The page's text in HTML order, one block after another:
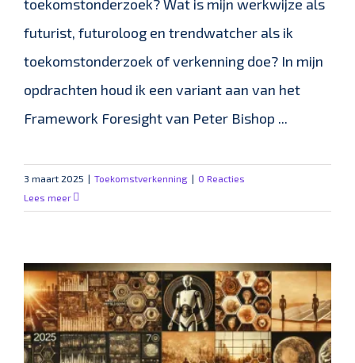
toekomstonderzoek? Wat is mijn werkwijze als
futurist, futuroloog en trendwatcher als ik
toekomstonderzoek of verkenning doe? In mijn
opdrachten houd ik een variant aan van het
Framework Foresight van Peter Bishop ...
3 maart 2025 | Toekomstverkenning | 0 Reacties
Lees meer